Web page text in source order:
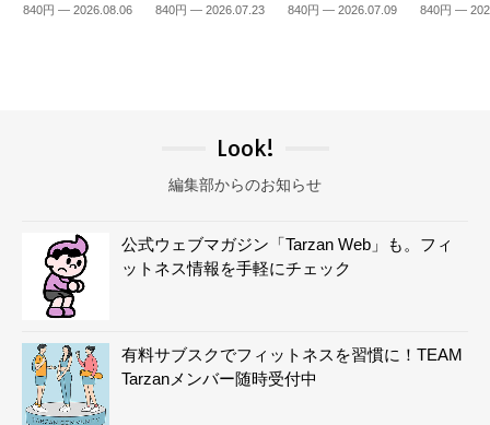
840円 — 2026.08.06 840円 — 2026.07.23 840円 — 2026.07.09 840円 —
Look!
編集部からのお知らせ
公式ウェブマガジン「Tarzan Web」も。フィ
ットネス情報を手軽にチェック
有料サブスクでフィットネスを習慣に！TEAM
Tarzanメンバー随時受付中